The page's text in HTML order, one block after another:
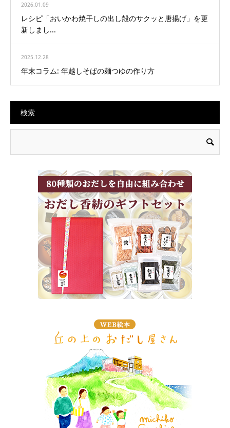
2026.01.09
レシピ「おいかわ焼干しの出し殻のサクッと唐揚げ」を更
新しまし...
2025.12.28
年末コラム: 年越しそばの麺つゆの作り方
検索